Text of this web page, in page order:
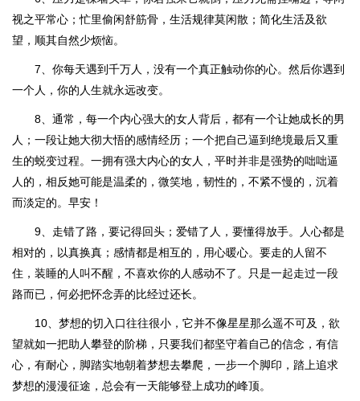
视之平常心；忙里偷闲舒筋骨，生活规律莫闲散；简化生活及欲
望，顺其自然少烦恼。
7、你每天遇到千万人，没有一个真正触动你的心。然后你遇到
一个人，你的人生就永远改变。
8、通常，每一个内心强大的女人背后，都有一个让她成长的男
人；一段让她大彻大悟的感情经历；一个把自己逼到绝境最后又重
生的蜕变过程。一拥有强大内心的女人，平时并非是强势的咄咄逼
人的，相反她可能是温柔的，微笑地，韧性的，不紧不慢的，沉着
而淡定的。早安！
9、走错了路，要记得回头；爱错了人，要懂得放手。人心都是
相对的，以真换真；感情都是相互的，用心暖心。要走的人留不
住，装睡的人叫不醒，不喜欢你的人感动不了。只是一起走过一段
路而已，何必把怀念弄的比经过还长。
10、梦想的切入口往往很小，它并不像星星那么遥不可及，欲
望就如一把助人攀登的阶梯，只要我们都坚守着自己的信念，有信
心，有耐心，脚踏实地朝着梦想去攀爬，一步一个脚印，踏上追求
梦想的漫漫征途，总会有一天能够登上成功的峰顶。